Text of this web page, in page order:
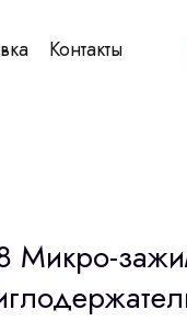
Контакты
Микро-